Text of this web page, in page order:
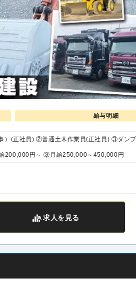
給与明細
）(正社員) ②普通土木作業員(正社員) ③ダン
円～ ③月給250,000～450,000円
求人を見る